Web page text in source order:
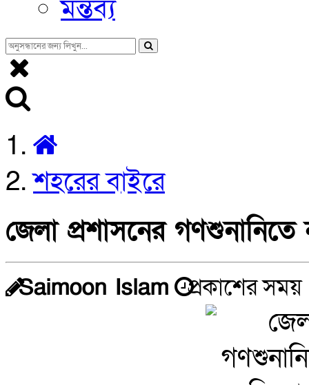
মন্তব্য
শহরের বাইরে
জেলা প্রশাসনের
Saimoon Islam প্রকাশের